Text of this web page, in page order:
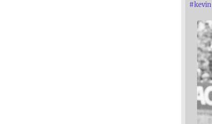
#kevin